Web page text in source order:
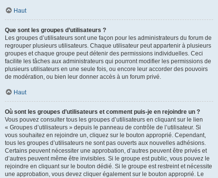
Haut
Que sont les groupes d’utilisateurs ?
Les groupes d’utilisateurs sont une façon pour les administrateurs du forum de
regrouper plusieurs utilisateurs. Chaque utilisateur peut appartenir à plusieurs
groupes et chaque groupe peut détenir des permissions individuelles. Ceci
facilite les tâches aux administrateurs qui pourront modifier les permissions de
plusieurs utilisateurs en une seule fois, ou encore leur accorder des pouvoirs
de modération, ou bien leur donner accès à un forum privé.
Haut
Où sont les groupes d’utilisateurs et comment puis-je en rejoindre un ?
Vous pouvez consulter tous les groupes d’utilisateurs en cliquant sur le lien
« Groupes d’utilisateurs » depuis le panneau de contrôle de l’utilisateur. Si
vous souhaitez en rejoindre un, cliquez sur le bouton approprié. Cependant,
tous les groupes d’utilisateurs ne sont pas ouverts aux nouvelles adhésions.
Certains peuvent nécessiter une approbation, d’autres peuvent être privés et
d’autres peuvent même être invisibles. Si le groupe est public, vous pouvez le
rejoindre en cliquant sur le bouton dédié. Si le groupe est restreint et nécessite
une approbation, vous devez cliquer également sur le bouton approprié. Le